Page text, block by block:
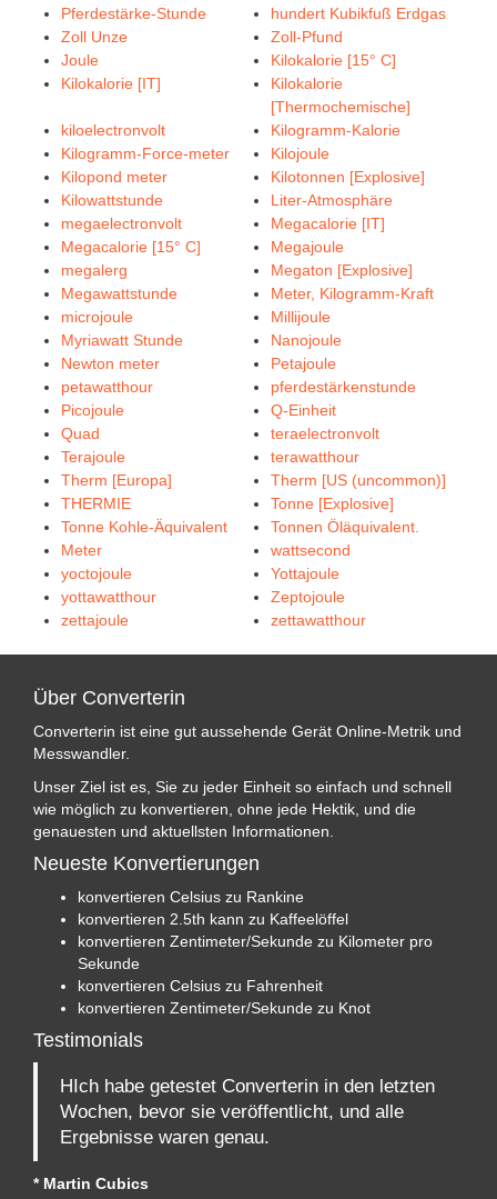
Pferdestärke-Stunde
hundert Kubikfuß Erdgas
Zoll Unze
Zoll-Pfund
Joule
Kilokalorie [15° C]
Kilokalorie [IT]
Kilokalorie
[Thermochemische]
kiloelectronvolt
Kilogramm-Kalorie
Kilogramm-Force-meter
Kilojoule
Kilopond meter
Kilotonnen [Explosive]
Kilowattstunde
Liter-Atmosphäre
megaelectronvolt
Megacalorie [IT]
Megacalorie [15° C]
Megajoule
megalerg
Megaton [Explosive]
Megawattstunde
Meter, Kilogramm-Kraft
microjoule
Millijoule
Myriawatt Stunde
Nanojoule
Newton meter
Petajoule
petawatthour
pferdestärkenstunde
Picojoule
Q-Einheit
Quad
teraelectronvolt
Terajoule
terawatthour
Therm [Europa]
Therm [US (uncommon)]
THERMIE
Tonne [Explosive]
Tonne Kohle-Äquivalent
Tonnen Öläquivalent.
Meter
wattsecond
yoctojoule
Yottajoule
yottawatthour
Zeptojoule
zettajoule
zettawatthour
Über Converterin
Converterin ist eine gut aussehende Gerät Online-Metrik und
Messwandler.
Unser Ziel ist es, Sie zu jeder Einheit so einfach und schnell
wie möglich zu konvertieren, ohne jede Hektik, und die
genauesten und aktuellsten Informationen.
Neueste Konvertierungen
konvertieren Celsius zu Rankine
konvertieren 2.5th kann zu Kaffeelöffel
konvertieren Zentimeter/Sekunde zu Kilometer pro
Sekunde
konvertieren Celsius zu Fahrenheit
konvertieren Zentimeter/Sekunde zu Knot
Testimonials
HIch habe getestet Converterin in den letzten
Wochen, bevor sie veröffentlicht, und alle
Ergebnisse waren genau.
* Martin Cubics